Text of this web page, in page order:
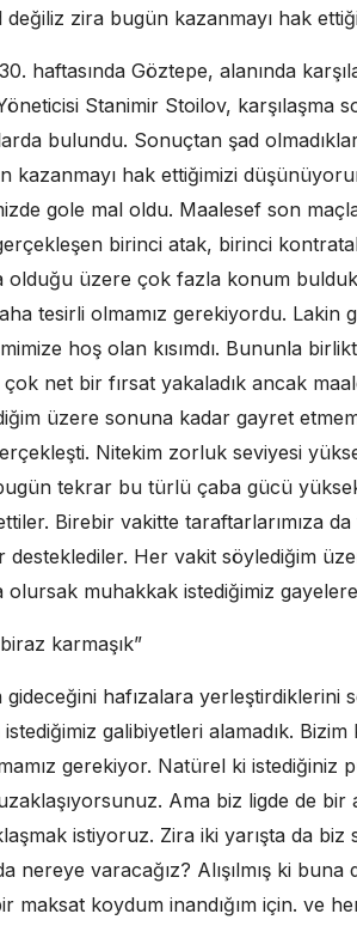
zira bugün kazanmayı hak
haftasında Göztepe, alanında
Stanimir Stoilov, karşılaşma
bulundu. Sonuçtan şad
kazanmayı hak ettiğimizi
gole mal oldu. Maalesef son
birinci atak, birinci
olduğu üzere çok fazla konum
tesirli olmamız gerekiyordu.
hoş olan kısımdı. Bununla
net bir fırsat yakaladık ancak
üzere sonuna kadar gayret
Nitekim zorluk seviyesi
tekrar bu türlü çaba gücü
Birebir vakitte taraftarlarımıza
desteklediler. Her vakit söylediğim
muhakkak istediğimiz
karmaşık”
gideceğini hafızalara yerleştirdiklerini
galibiyetleri alamadık.
gerekiyor. Natürel ki istediğiniz
Ama biz ligde de
istiyoruz. Zira iki yarışta da
nereye varacağız? Alışılmış ki
maksat koydum inandığım için. ve